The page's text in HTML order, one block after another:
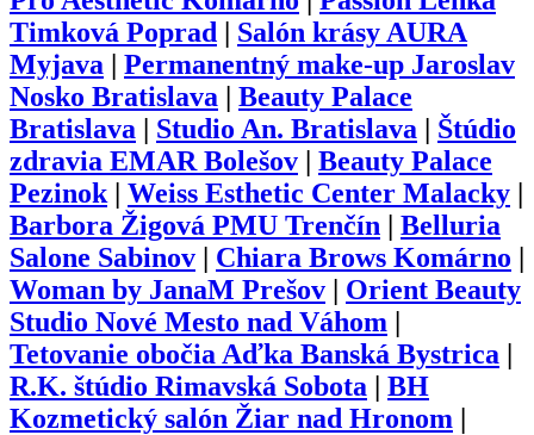
Timková Poprad
Salón krásy AURA
Myjava
Permanentný make-up Jaroslav
Nosko Bratislava
Beauty Palace
Bratislava
Studio An. Bratislava
Štúdio
zdravia EMAR Bolešov
Beauty Palace
Pezinok| Weiss Esthetic Center Malacky
Barbora Žigová PMU Trenčín
Belluria
Salone Sabinov
Chiara Brows Komárno
Woman by JanaM Prešov
Orient Beauty
Studio Nové Mesto nad Váhom
Tetovanie obočia Aďka Banská Bystrica
R.K. štúdio Rimavská Sobota
BH
Kozmetický salón Žiar nad Hronom